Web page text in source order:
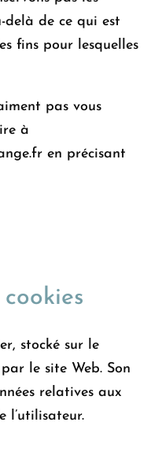
delà de ce qui est
fins pour lesquelles
pas vous
à
en précisant
stocké sur le
le site Web. Son
relatives aux
l’utilisateur.